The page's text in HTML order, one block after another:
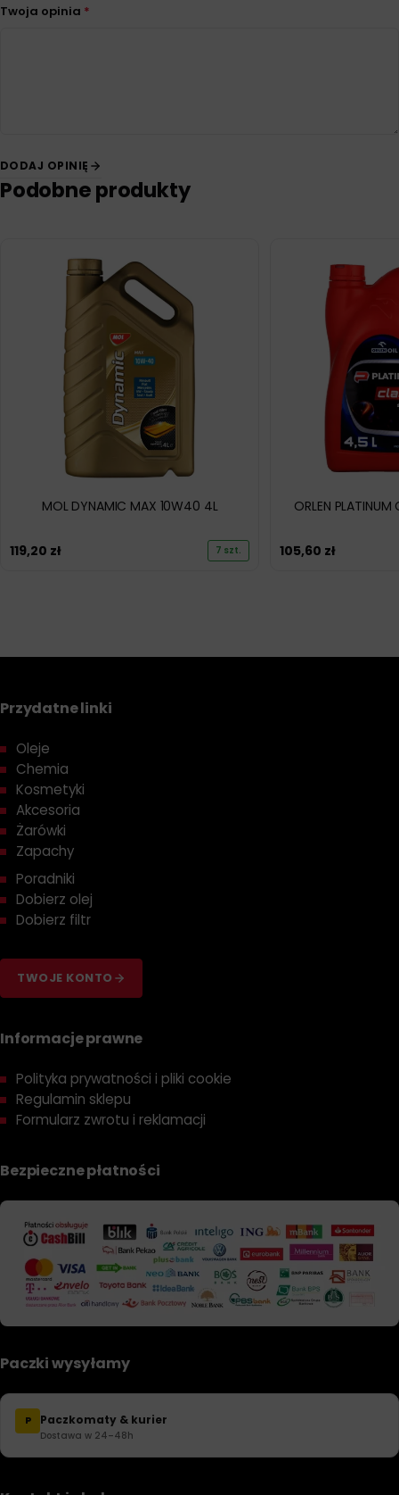
Twoja opinia *
DODAJ OPINIĘ
Podobne produkty
MOL DYNAMIC MAX 10W40 4L
119,20 zł 7 szt.
ORLEN
105,60 zł
Przydatne linki
Oleje
Chemia
Kosmetyki
Akcesoria
Żarówki
Zapachy
Poradniki
Dobierz olej
Dobierz filtr
TWOJE KONTO
Informacje prawne
Polityka prywatności i pliki cookie
Regulamin sklepu
Formularz zwrotu i reklamacji
Bezpieczne płatności
Paczki wysyłamy
P Paczkomaty & kurier
Dostawa w 24–48h